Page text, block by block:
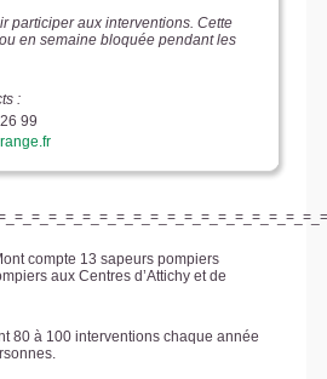
participer aux interventions. Cette
en semaine bloquée pendant les
:
99
compte 13 sapeurs pompiers
aux Centres d’Attichy et de
80 à 100 interventions chaque année